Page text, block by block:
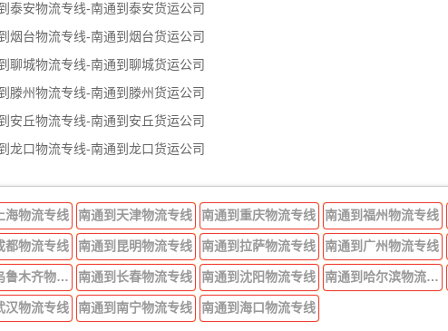
泰安物流专线-南通到泰安货运公司
烟台物流专线-南通到烟台货运公司
聊城物流专线-南通到聊城货运公司
滕州物流专线-南通到滕州货运公司
安丘物流专线-南通到安丘货运公司
龙口物流专线-南通到龙口货运公司
海物流专线 南通到天津物流专线 南通到重庆物流专线 南通到福州物流专线
都物流专线 南通到昆明物流专线 南通到拉萨物流专线 南通到广州物流专线
南通到乌鲁木齐物流专线 南通到长春物流专线 南通到沈阳物流专线 南通到哈尔滨物流专线
汉物流专线 南通到南宁物流专线 南通到海口物流专线